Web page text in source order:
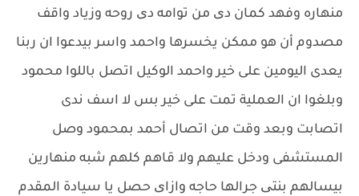
منهاره وفهد كمان دی من توامه دی روحه وزياد واقف
مصدوم أن هو ممكن يخسرها واحمد واسر بيدعوا ان ربنا
يعدى اليومين على خير واحمد الوكيل اتصل باللوا محمود
وبلغوا ان العملية تمت على خير بس لا اسف ندى
اتصابت وبعد وقت من اتصال أحمد بمحمود وصل
المستشفى ودخل عليهم ولا قاهم كلهم شبه منهارين
بيسالهم بنتی جرالها حاجه وازای حصل يا سيادة المقدم